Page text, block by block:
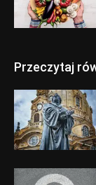
Przeczytaj